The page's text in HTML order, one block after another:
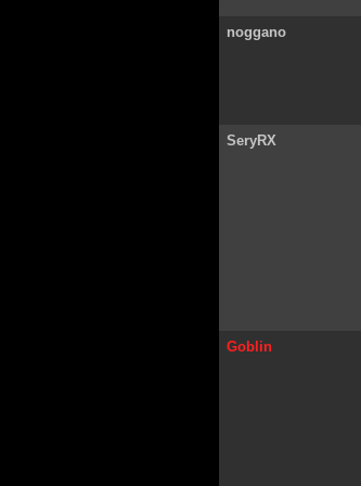
noggano
SeryRX
Goblin